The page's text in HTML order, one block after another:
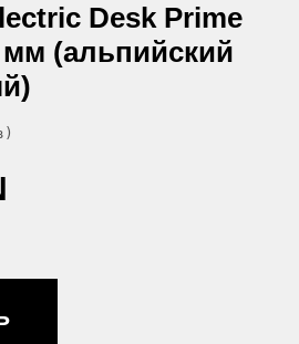
Desk Prime
мм (альпийский